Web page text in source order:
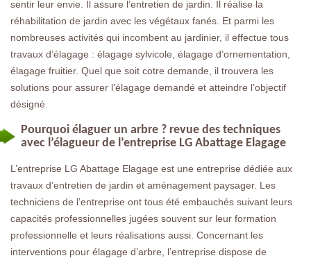
sentir leur envie. Il assure l’entretien de jardin. Il réalise la
réhabilitation de jardin avec les végétaux fanés. Et parmi les
nombreuses activités qui incombent au jardinier, il effectue tous
travaux d’élagage : élagage sylvicole, élagage d’ornementation,
élagage fruitier. Quel que soit cotre demande, il trouvera les
solutions pour assurer l’élagage demandé et atteindre l’objectif
désigné.
Pourquoi élaguer un arbre ? revue des techniques
avec l’élagueur de l’entreprise LG Abattage Elagage
L’entreprise LG Abattage Elagage est une entreprise dédiée aux
travaux d’entretien de jardin et aménagement paysager. Les
techniciens de l’entreprise ont tous été embauchés suivant leurs
capacités professionnelles jugées souvent sur leur formation
professionnelle et leurs réalisations aussi. Concernant les
interventions pour élagage d’arbre, l’entreprise dispose de